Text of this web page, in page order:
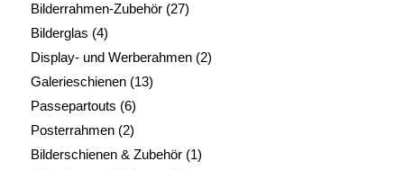
Bilderrahmen-Zubehör(27)
Bilderglas (4)
Display- und Werberahmen(2)
Galerieschienen(13)
Passepartouts (6)
Posterrahmen(2)
Bilderschienen & Zubehör(1)